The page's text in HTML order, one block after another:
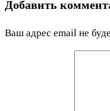
Добавить
Ваш адрес email не